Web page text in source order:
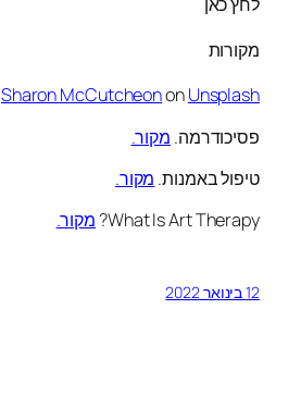
מקורות
Sharon McCutcheononUnsplash
פסיכודרמה. מקור.
טיפול באמנות. מקור.
What Is Art Therapy? מקור.
12 בינואר 2022